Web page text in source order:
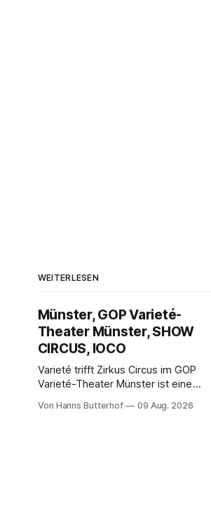
WEITERLESEN
Münster, GOP Varieté-
Theater Münster, SHOW
CIRCUS, IOCO
Varieté trifft Zirkus Circus im GOP
Varieté-Theater Münster ist eine
und Alt Von Hanns Butterhof Wenn sich
Von Hanns Butterhof 09 Aug. 2026